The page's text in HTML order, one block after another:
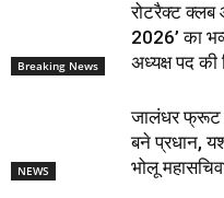
Breaking News
रोटरैक्ट क्लब
2026’ का
अध्यक्ष पद की
NEWS
जालंधर फ्रूट
बने प्रधान,
भोलू